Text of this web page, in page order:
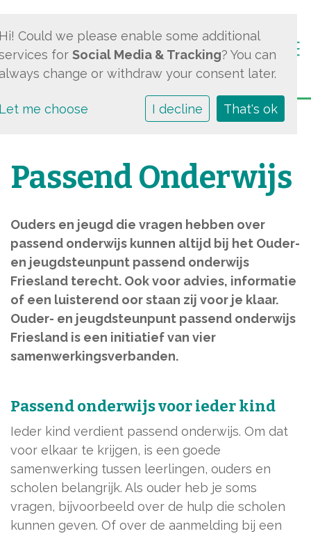
Passend Onderwijs
Ouders en jeugd die vragen hebben over
passend onderwijs kunnen altijd bij het Ouder-
en jeugdsteunpunt passend onderwijs
Friesland terecht. Ook voor advies, informatie
of een luisterend oor staan zij voor je klaar.
Ouder- en jeugdsteunpunt passend onderwijs
Friesland is een initiatief van vier
samenwerkingsverbanden.
Passend onderwijs voor ieder kind
Ieder kind verdient passend onderwijs. Om dat
voor elkaar te krijgen, is een goede
samenwerking tussen leerlingen, ouders en
scholen belangrijk. Als ouder heb je soms
vragen, bijvoorbeeld over de hulp die scholen
kunnen geven. Of over de aanmelding bij een
Could we please enable some additional
for Social Media & Tracking? You can
change or withdraw your consent later.
me choose I decline That's ok